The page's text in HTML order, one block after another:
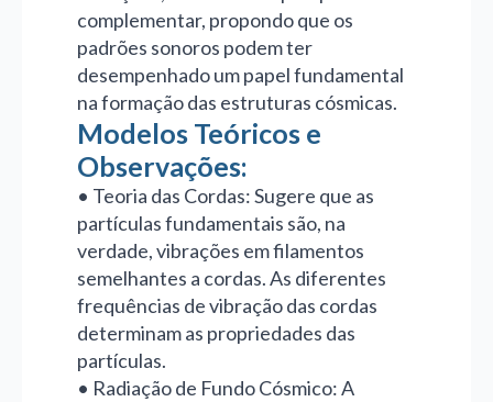
complementar, propondo que os
padrões sonoros podem ter
desempenhado um papel fundamental
na formação das estruturas cósmicas.
Modelos Teóricos e
Observações:
• Teoria das Cordas: Sugere que as
partículas fundamentais são, na
verdade, vibrações em filamentos
semelhantes a cordas. As diferentes
frequências de vibração das cordas
determinam as propriedades das
partículas.
• Radiação de Fundo Cósmico: A